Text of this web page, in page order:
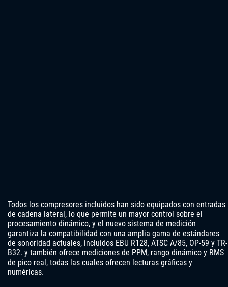
Todos los compresores incluidos han sido equipados con entradas
de cadena lateral, lo que permite un mayor control sobre el
procesamiento dinámico, y el nuevo sistema de medición
garantiza la compatibilidad con una amplia gama de estándares
de sonoridad actuales, incluidos EBU R128, ATSC A/85, OP-59 y TR-
B32. y también ofrece mediciones de PPM, rango dinámico y RMS
de pico real, todas las cuales ofrecen lecturas gráficas y
numéricas.